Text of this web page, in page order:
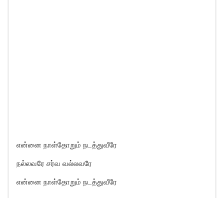
என்னை நாள்தோறும் நடத்துவீரே
நல்லவரே சர்வ வல்லவரே
என்னை நாள்தோறும் நடத்துவீரே